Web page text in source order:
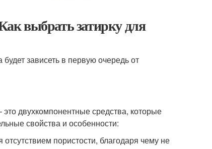
выбрать затирку для
зависеть в первую очередь от
двухкомпонентные средства, которые
свойства и особенности:
пористости, благодаря чему не